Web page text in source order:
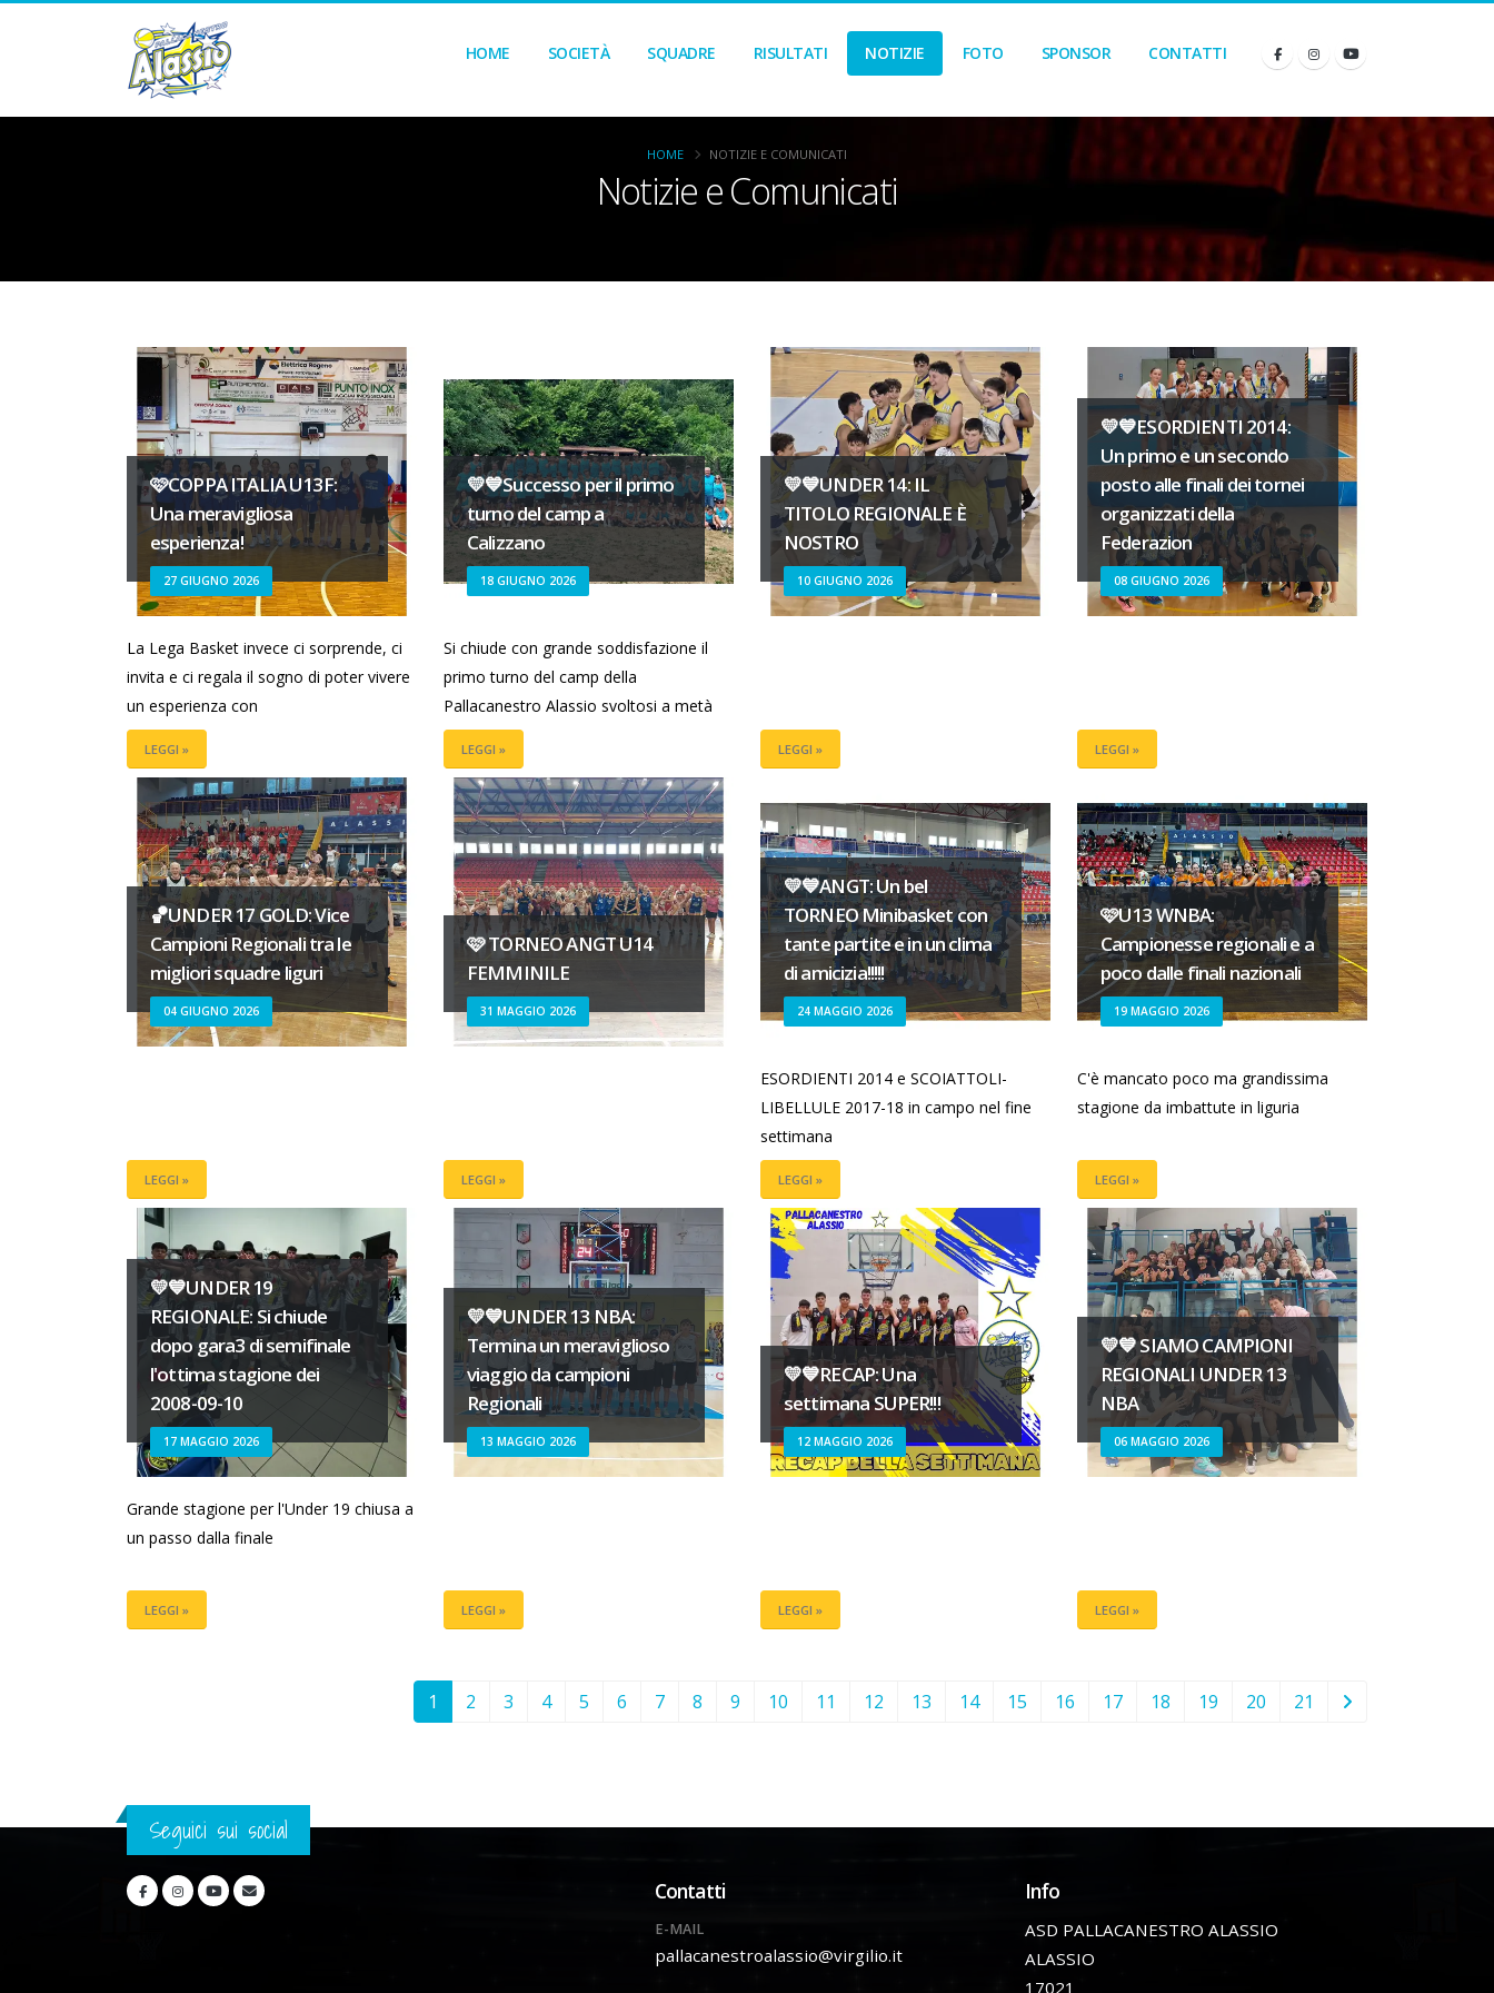
HOME SOCIETÀ SQUADRE RISULTATI NOTIZIE FOTO SPONSOR CONTATTI
Notizie e Comunicati
HOME NOTIZIE E COMUNICATI
🩷COPPA ITALIA U13F:
Una meravigliosa
esperienza!
27 GIUGNO 2026
La Lega Basket invece ci sorprende, ci
invita e ci regala il sogno di poter vivere
un esperienza con
LEGGI »
💛💙Successo per il primo
turno del camp a
Calizzano
18 GIUGNO 2026
Si chiude con grande soddisfazione il
primo turno del camp della
Pallacanestro Alassio svoltosi a metà
LEGGI »
💛💙UNDER 14: IL
TITOLO REGIONALE È
NOSTRO
10 GIUGNO 2026
LEGGI »
💛💙ESORDIENTI 2014:
Un primo e un secondo
posto alle finali dei tornei
organizzati della
Federazion
08 GIUGNO 2026
LEGGI »
🏀UNDER 17 GOLD: Vice
Campioni Regionali tra le
migliori squadre liguri
04 GIUGNO 2026
LEGGI »
🩷 TORNEO ANGT U14
FEMMINILE
31 MAGGIO 2026
LEGGI »
💛💙ANGT: Un bel
TORNEO Minibasket con
tante partite e in un clima
di amicizia!!!!!
24 MAGGIO 2026
ESORDIENTI 2014 e SCOIATTOLI-
LIBELLULE 2017-18 in campo nel fine
settimana
LEGGI »
🩷U13 WNBA:
Campionesse regionali e a
poco dalle finali nazionali
19 MAGGIO 2026
C'è mancato poco ma grandissima
stagione da imbattute in liguria
LEGGI »
💛💙UNDER 19
REGIONALE: Si chiude
dopo gara3 di semifinale
l'ottima stagione dei
2008-09-10
17 MAGGIO 2026
Grande stagione per l'Under 19 chiusa a
un passo dalla finale
LEGGI »
💛💙UNDER 13 NBA:
Termina un meraviglioso
viaggio da campioni
Regionali
13 MAGGIO 2026
LEGGI »
💛💙RECAP: Una
settimana SUPER!!!
12 MAGGIO 2026
LEGGI »
💛💙 SIAMO CAMPIONI
REGIONALI UNDER 13
NBA
06 MAGGIO 2026
LEGGI »
1 2 3 4 5 6 7 8 9 10 11 12 13 14 15 16 17 18 19 20 21
Seguici sui social
Contatti
E-MAIL
pallacanestroalassio@virgilio.it
Info
ASD PALLACANESTRO ALASSIO
ALASSIO
17021